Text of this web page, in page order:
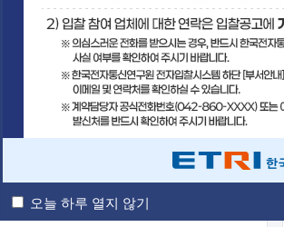
오늘 하루 열지 않기
보도자료
[2026-52호] ETRI, ITU-T 자율주행차 국제표준화 주도한다